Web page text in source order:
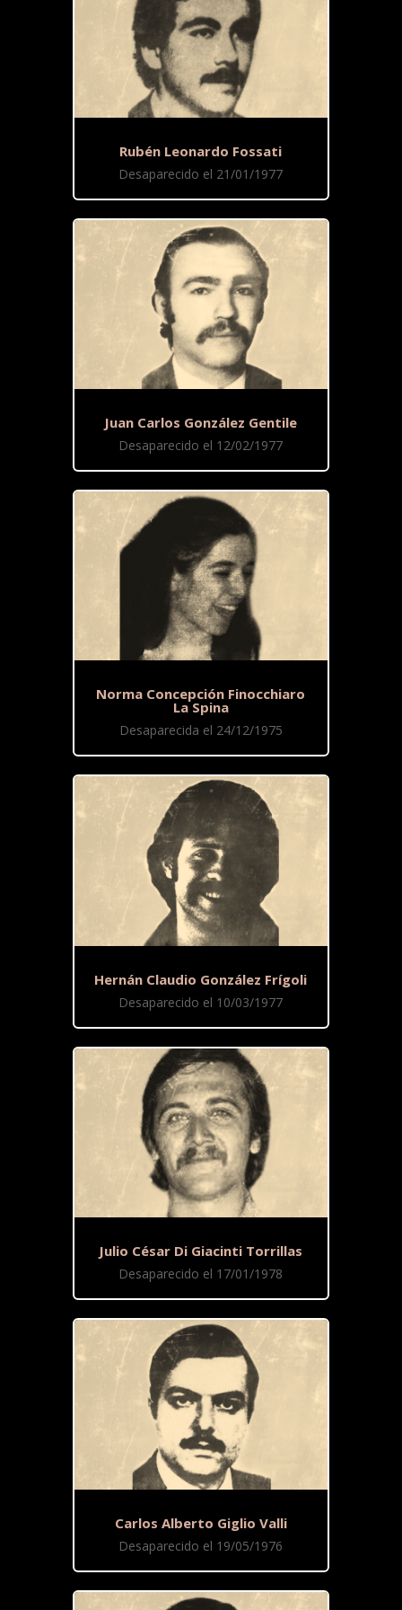
Rubén Leonardo Fossati
Desaparecido el 21/01/1977
Juan Carlos González Gentile
Desaparecido el 12/02/1977
Norma Concepción Finocchiaro
La Spina
Desaparecida el 24/12/1975
Hernán Claudio González Frígoli
Desaparecido el 10/03/1977
Julio César Di Giacinti Torrillas
Desaparecido el 17/01/1978
Carlos Alberto Giglio Valli
Desaparecido el 19/05/1976